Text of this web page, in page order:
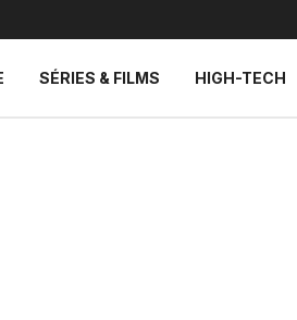
SÉRIES & FILMS HIGH-TECH